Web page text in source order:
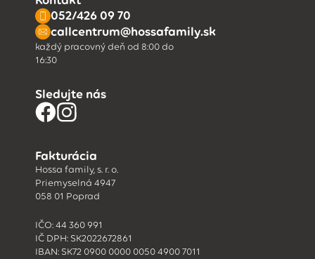
052/426 09 70
callcentrum@hossafamily.sk
každý pracovný deň od 8:00 do
16:30
Sledujte nás
Fakturácia
Hossa family, s. r. o.
Priemyselná 4947
058 01 Poprad
IČO: 44 360 991
IČ DPH: SK2022672861
IBAN: SK72 0900 0000 0050 4900 7011